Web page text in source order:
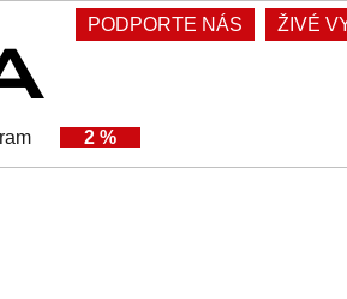
PODPORTE NÁS ŽIVÉ
2 %